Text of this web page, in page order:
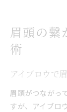
眉頭の繋
術
アイブロウで
眉頭がつながっ
すが、アイブロ